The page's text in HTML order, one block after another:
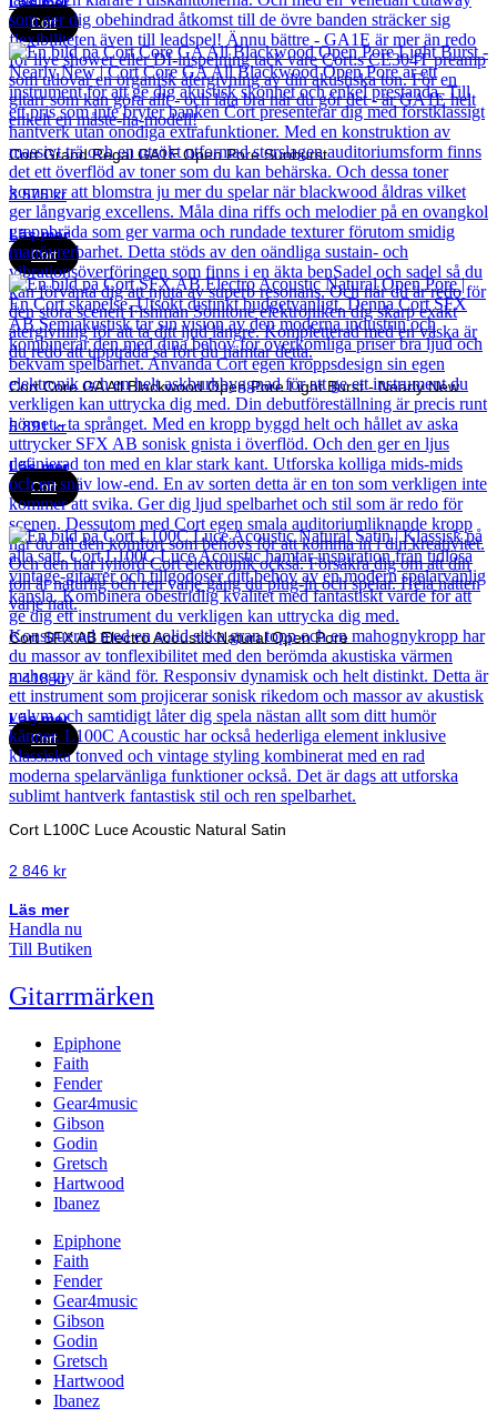
Cort
Cort Grand Regal GA1E Open Pore Sunburst
3 575kr
Läs mer
Cort
Cort Core GA All Blackwood Open Pore Light Burst - Nearly New
5 891kr
Läs mer
Cort
Cort SFX AB Electro Acoustic Natural Open Pore
3 418kr
Läs mer
Cort
Cort L100C Luce Acoustic Natural Satin
2 846 kr
Läs mer
Handla nu
Till Butiken
Gitarrmärken
Epiphone
Faith
Fender
Gear4music
Gibson
Godin
Gretsch
Hartwood
Ibanez
Epiphone
Faith
Fender
Gear4music
Gibson
Godin
Gretsch
Hartwood
Ibanez